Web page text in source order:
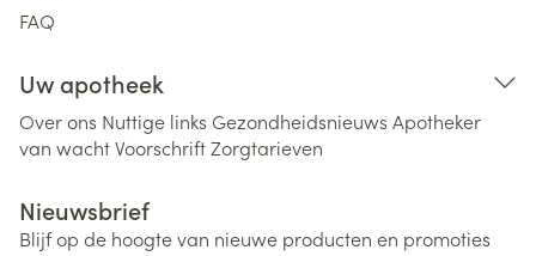
FAQ
Uw apotheek
Over ons Nuttige links Gezondheidsnieuws Apotheker
van wachtVoorschriftZorgtarieven
Nieuwsbrief
Blijf op de hoogte van nieuwe producten en promoties